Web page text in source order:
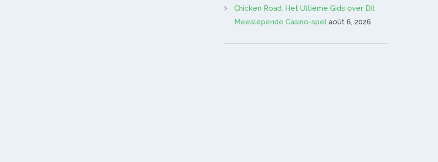
Chicken Road: Het Ultieme Gids over Dit
Meeslepende Casino-spel août 6, 2026